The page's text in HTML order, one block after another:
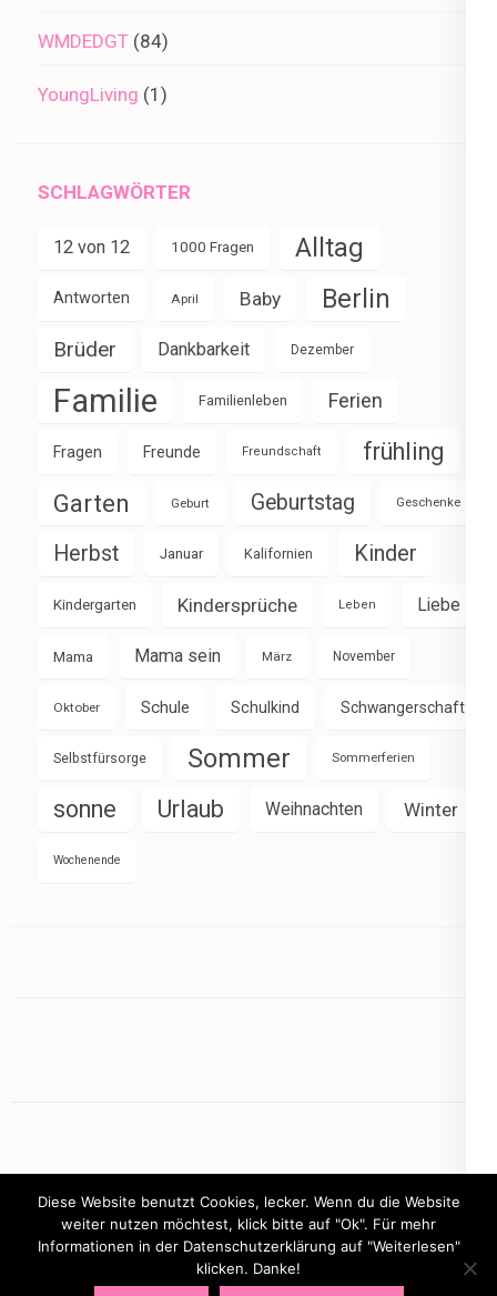
WMDEDGT (84)
YoungLiving (1)
SCHLAGWÖRTER
12 von 12 1000 Fragen Alltag
Antworten April Baby Berlin
Brüder Dankbarkeit Dezember
Familie Familienleben Ferien
Fragen Freunde Freundschaft frühling
Garten Geburt Geburtstag Geschenke
Herbst Januar Kalifornien Kinder
Kindergarten Kindersprüche Leben Liebe
Mama Mama sein März November
Oktober Schule Schulkind Schwangerschaft
Selbstfürsorge Sommer Sommerferien
sonne Urlaub Weihnachten Winter
Wochenende
mamasbusiness.de
Diese Website benutzt Cookies, lecker. Wenn du die Website
weiter nutzen möchtest, klick bitte auf "Ok". Für mehr
Informationen in der Datenschutzerklärung auf "Weiterlesen"
klicken. Danke!